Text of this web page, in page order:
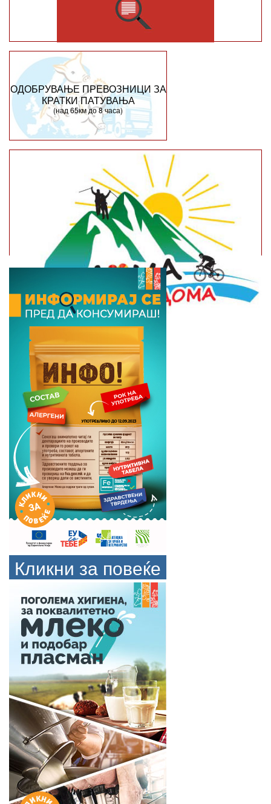
ОДОБРУВАЊЕ ПРЕВОЗНИЦИ ЗА
КРАТКИ ПАТУВАЊА
(над 65км до 8 часа)
Кликни за повеќе